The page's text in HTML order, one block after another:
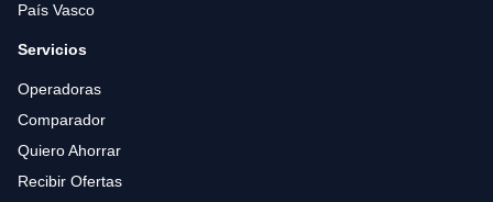
País Vasco
Servicios
Operadoras
Comparador
Quiero Ahorrar
Recibir Ofertas